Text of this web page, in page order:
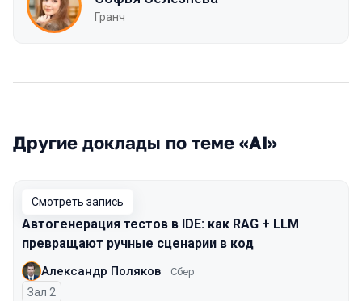
Гранч
Другие доклады по теме «AI»
Смотреть запись
Автогенерация тестов в IDE: как RAG + LLM
превращают ручные сценарии в код
Александр Поляков Сбер
Зал 2